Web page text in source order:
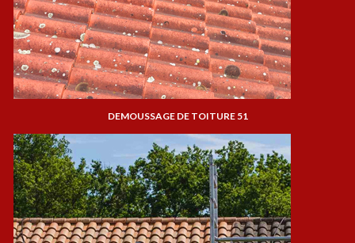
DEMOUSSAGE DE TOITURE 51